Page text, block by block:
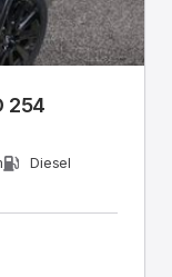
254
Diesel